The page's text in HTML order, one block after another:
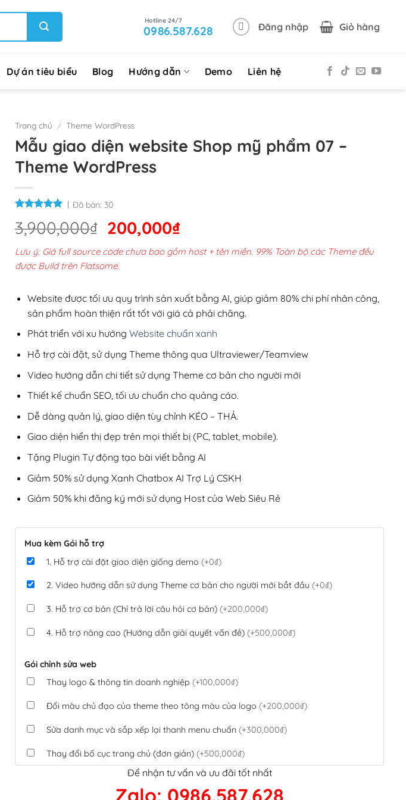
0986.587.628 Đăng nhập Giỏ hàng
Dự án tiêu biểu Blog Hướng dẫn Demo Liên hệ
Trang chủ / Theme WordPress
Mẫu giao diện website Shop mỹ phẩm 07 –
Theme WordPress
Đã bán: 30
3,900,000₫ Giá
gốc
là:
200,000₫Giá
hiện
tại
200,000₫.
Lưu ý: Giá full source code chưa bao gồm host + tên miền. 99% Toàn bộ các Theme đều
được Build trên Flatsome.
Website được tối ưu quy trình sản xuất bằng AI, giúp giảm 80% chi phí nhân công,
sản phẩm hoàn thiện rất tốt với giá cả phải chăng.
Phát triển với xu hướng Website chuẩn xanh
Hỗ trợ cài đặt, sử dụng Theme thông qua Ultraviewer/Teamview
Video hướng dẫn chi tiết sử dụng Theme cơ bản cho người mới
Thiết kế chuẩn SEO, tối ưu chuẩn cho quảng cáo.
Dễ dàng quản lý, giao diện tùy chỉnh KÉO – THẢ.
Giao diện hiển thị đẹp trên mọi thiết bị (PC, tablet, mobile).
Tặng Plugin Tự động tạo bài viết bằng AI
Giảm 50% sử dụng Xanh Chatbox AI Trợ Lý CSKH
Giảm 50% khi đăng ký mới sử dụng Host của Web Siêu Rẻ
Mua kèm Gói hỗ trợ
1. Hỗ trợ cài đặt giao diện giống demo (+0₫)
2. Video hướng dẫn sử dụng Theme cơ bản cho người mới bắt đầu (+0₫)
3. Hỗ trợ cơ bản (Chỉ trả lời câu hỏi cơ bản) (+200,000₫)
4. Hỗ trợ nâng cao (Hướng dẫn giải quyết vấn đề) (+500,000₫)
Gói chỉnh sửa web
Thay logo & thông tin doanh nghiệp (+100,000₫)
Đổi màu chủ đạo của theme theo tông màu của logo (+200,000₫)
Sửa danh mục và sắp xếp lại thanh menu chuẩn (+300,000₫)
Thay đổi bố cục trang chủ (đơn giản) (+500,000₫)
Tích hợp thanh toán QR Code ngân hàng(+100,000₫)
Để nhận tư vấn và ưu đãi tốt nhất
Zalo: 0986.587.628